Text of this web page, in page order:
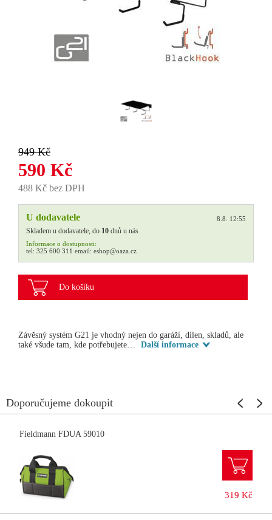
949 Kč
590 Kč
488 Kč bez DPH
U dodavatele 8.8. 12:55
Skladem u dodavatele, do 10 dnů u nás
Informace o dostupnosti:
tel: 325 600 311 email: eshop@oaza.cz
Do košíku
Závěsný systém G21 je vhodný nejen do garáží, dílen, skladů, ale
také všude tam, kde potřebujete…
Další informace
Doporučujeme dokoupit
Fieldmann FDUA 59010
319 Kč